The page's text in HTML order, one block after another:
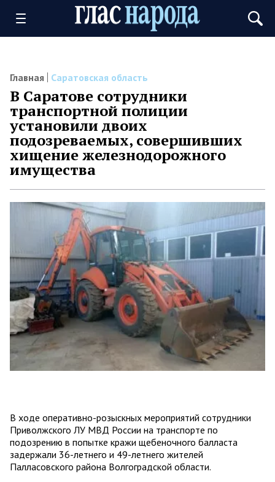
Главная Саратовская область
В Саратове сотрудники
транспортной полиции
установили двоих
подозреваемых, совершивших
хищение железнодорожного
имущества
В ходе оперативно-розыскных мероприятий сотрудники
Приволжского ЛУ МВД России на транспорте по
подозрению в попытке кражи щебеночного балласта
задержали 36-летнего и 49-летнего жителей
Палласовского района Волгоградской области.